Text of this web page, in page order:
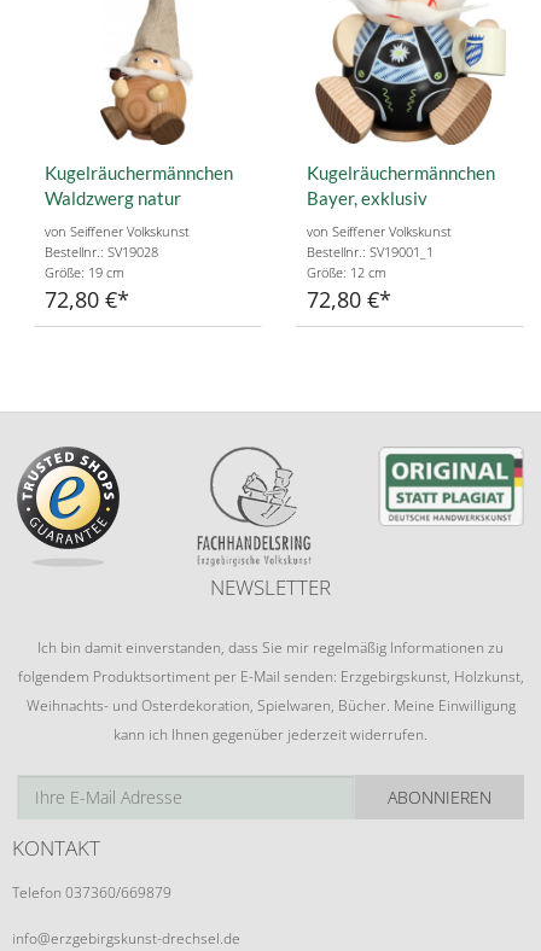
Kugelräuchermännchen
Waldzwerg natur
von Seiffener Volkskunst
Bestellnr.: SV19028
Größe: 19 cm
72,80 €
Kugelräuchermännchen
Bayer, exklusiv
von Seiffener Volkskunst
Bestellnr.: SV19001_1
Größe: 12 cm
72,80 €
NEWSLETTER
Ich bin damit einverstanden, dass Sie mir regelmäßig Informationen zu
folgendem Produktsortiment per E-Mail senden: Erzgebirgskunst, Holzkunst,
Weihnachts- und Osterdekoration, Spielwaren, Bücher. Meine Einwilligung
kann ich Ihnen gegenüber jederzeit widerrufen.
ABONNIEREN
KONTAKT
Telefon 037360/669879
info@erzgebirgskunst-drechsel.de